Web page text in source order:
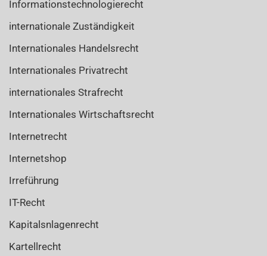
Informationstechnologierecht
internationale Zuständigkeit
Internationales Handelsrecht
Internationales Privatrecht
internationales Strafrecht
Internationales Wirtschaftsrecht
Internetrecht
Internetshop
Irreführung
IT-Recht
Kapitalsnlagenrecht
Kartellrecht